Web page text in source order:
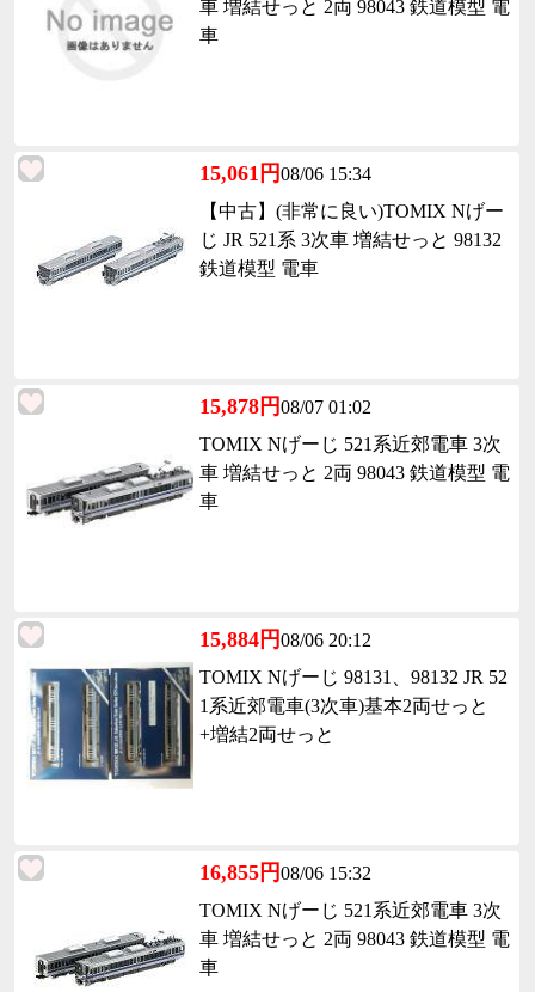
車 増結せっと 2両 98043 鉄道模型 電
車
15,061円08/06 15:34
【中古】(非常に良い)TOMIX Nげー
じ JR 521系 3次車 増結せっと 98132
鉄道模型 電車
15,878円08/07 01:02
TOMIX Nげーじ 521系近郊電車 3次
車 増結せっと 2両 98043 鉄道模型 電
車
15,884円08/06 20:12
TOMIX Nげーじ 98131、98132 JR 52
1系近郊電車(3次車)基本2両せっと
+増結2両せっと
16,855円08/06 15:32
TOMIX Nげーじ 521系近郊電車 3次
車 増結せっと 2両 98043 鉄道模型 電
車